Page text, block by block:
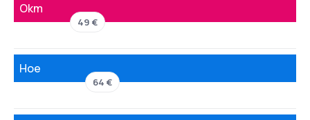
Окт
49 €
Ное
64 €